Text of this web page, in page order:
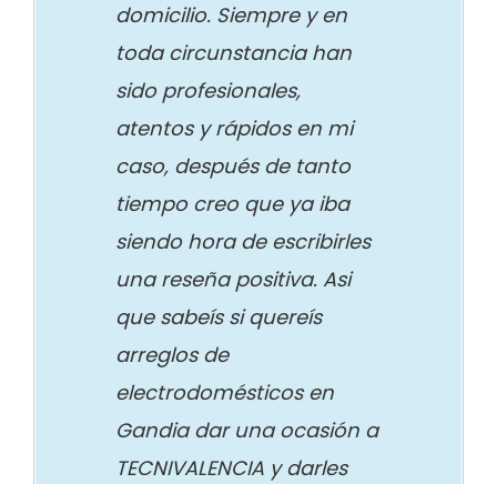
domicilio. Siempre y en
toda circunstancia han
sido profesionales,
atentos y rápidos en mi
caso, después de tanto
tiempo creo que ya iba
siendo hora de escribirles
una reseña positiva. Asi
que sabeís si quereís
arreglos de
electrodomésticos en
Gandia dar una ocasión a
TECNIVALENCIA y darles